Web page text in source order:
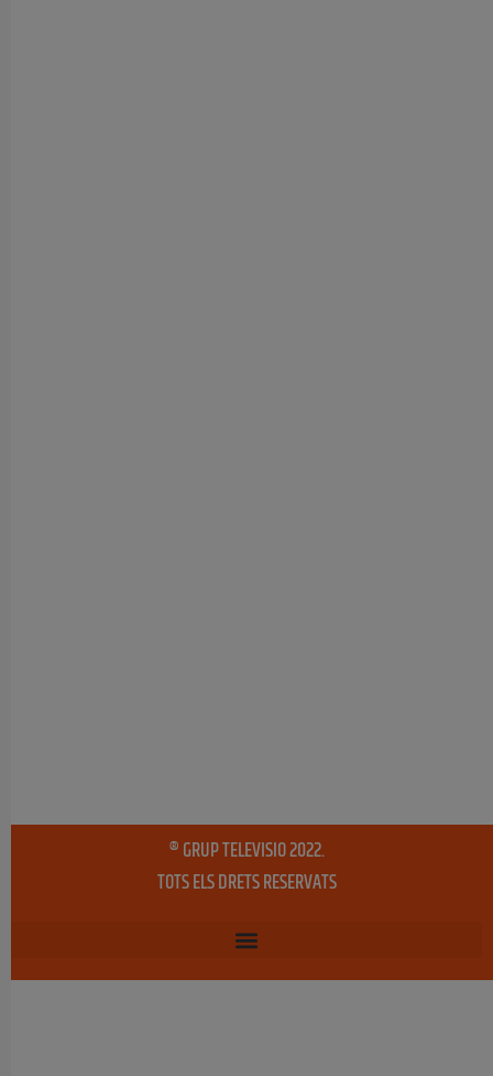
® GRUP TELEVISIO 2022.
TOTS ELS DRETS RESERVATS